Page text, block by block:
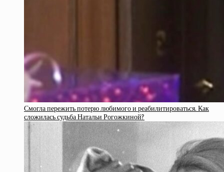
Смогла пережить потерю любимого и реабилитироваться. Как
сложилась судьба Натальи Рогожкиной?